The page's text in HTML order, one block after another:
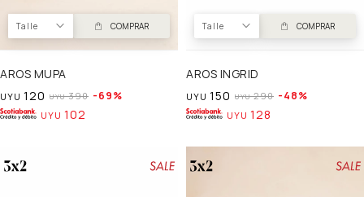
Talle COMPRAR
AROS MUPA
UYU 120 UYU 390 69
UYU 102
Talle COMPRAR
AROS INGRID
UYU 150 UYU 290 48
UYU 128